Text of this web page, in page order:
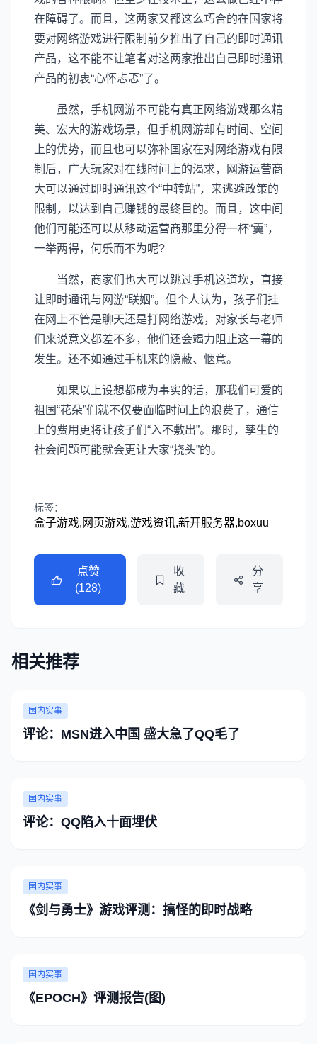
在障碍了。而且，这两家又都这么巧合的在国家将
要对网络游戏进行限制前夕推出了自己的即时通讯
产品，这不能不让笔者对这两家推出自己即时通讯
产品的初衷“心怀忐忑”了。
虽然，手机网游不可能有真正网络游戏那么精
美、宏大的游戏场景，但手机网游却有时间、空间
上的优势，而且也可以弥补国家在对网络游戏有限
制后，广大玩家对在线时间上的渴求，网游运营商
大可以通过即时通讯这个“中转站”，来逃避政策的
限制，以达到自己赚钱的最终目的。而且，这中间
他们可能还可以从移动运营商那里分得一杯“羹”，
一举两得，何乐而不为呢?
当然，商家们也大可以跳过手机这道坎，直接
让即时通讯与网游“联姻”。但个人认为，孩子们挂
在网上不管是聊天还是打网络游戏，对家长与老师
们来说意义都差不多，他们还会竭力阻止这一幕的
发生。还不如通过手机来的隐蔽、惬意。
如果以上设想都成为事实的话，那我们可爱的
祖国“花朵”们就不仅要面临时间上的浪费了，通信
上的费用更将让孩子们“入不敷出”。那时，孳生的
社会问题可能就会更让大家“挠头”的。
标签：
盒子游戏,网页游戏,游戏资讯,新开服务器,boxuu
点赞
(128)
收
藏
分
享
相关推荐
国内实事
评论：MSN进入中国 盛大急了QQ毛了
国内实事
评论：QQ陷入十面埋伏
国内实事
《剑与勇士》游戏评测：搞怪的即时战略
国内实事
《EPOCH》评测报告(图)